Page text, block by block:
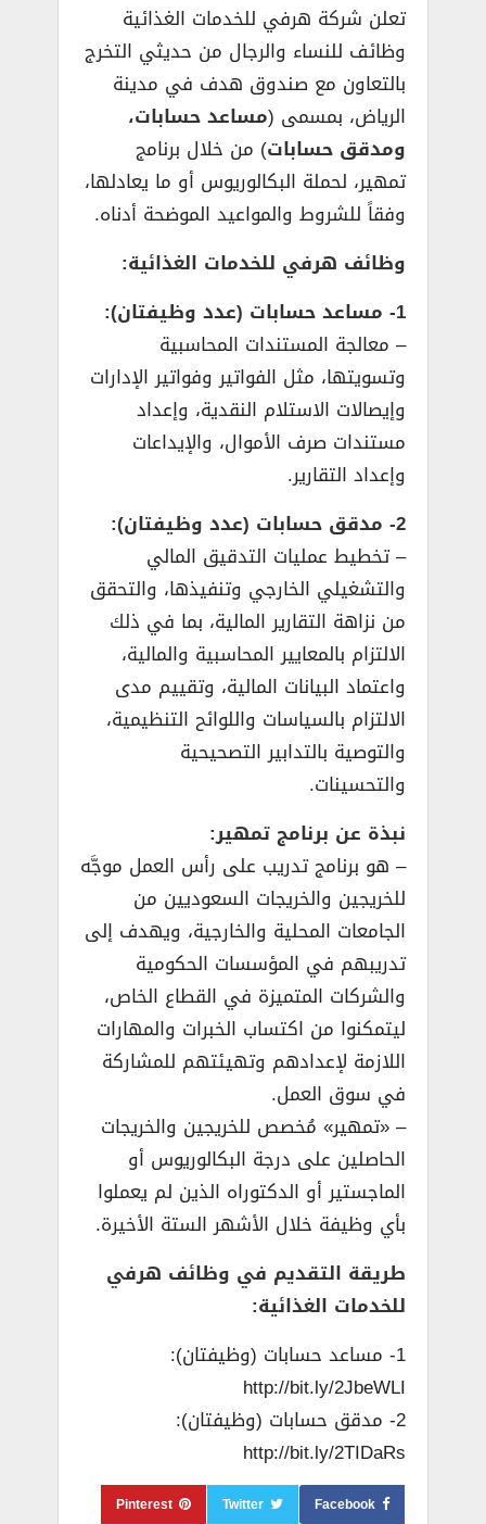
تعلن شركة هرفي للخدمات الغذائية
وظائف للنساء والرجال من حديثي التخرج
بالتعاون مع صندوق هدف في مدينة
الرياض، بمسمى (مساعد حسابات،
ومدقق حسابات) من خلال برنامج
تمهير، لحملة البكالوريوس أو ما يعادلها،
وفقاً للشروط والمواعيد الموضحة أدناه.
وظائف هرفي للخدمات الغذائية:
1- ‎مساعد حسابات (عدد وظيفتان):
– معالجة المستندات المحاسبية
وتسويتها، مثل الفواتير وفواتير الإدارات
وإيصالات الاستلام النقدية، وإعداد
مستندات صرف الأموال، والإيداعات
وإعداد التقارير.
2- مدقق حسابات (عدد وظيفتان):
– تخطيط عمليات التدقيق المالي
والتشغيلي الخارجي وتنفيذها، والتحقق
من نزاهة التقارير المالية، بما في ذلك
الالتزام بالمعايير المحاسبية والمالية،
واعتماد البيانات المالية، وتقييم مدى
الالتزام بالسياسات واللوائح التنظيمية،
والتوصية بالتدابير التصحيحية
والتحسينات.
نبذة عن برنامج تمهير:
– هو برنامج تدريب على رأس العمل موجَّه
للخريجين والخريجات السعوديين من
الجامعات المحلية والخارجية، ويهدف إلى
تدريبهم في المؤسسات الحكومية
والشركات المتميزة في القطاع الخاص،
ليتمكنوا من اكتساب الخبرات والمهارات
اللازمة لإعدادهم وتهيئتهم للمشاركة
في سوق العمل.
– «تمهير» مُخصص للخريجين والخريجات
الحاصلين على درجة البكالوريوس أو
الماجستير أو الدكتوراه الذين لم يعملوا
بأي وظيفة خلال الأشهر الستة الأخيرة.
طريقة التقديم في وظائف هرفي
للخدمات الغذائية:
1- ‎مساعد حسابات (وظيفتان):
http://bit.ly/2JbeWLI
2- مدقق حسابات (وظيفتان):
http://bit.ly/2TIDaRs
Facebook
Twitter
Pinterest